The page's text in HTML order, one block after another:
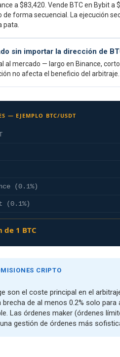
a $83,420. Vende BTC en Bybit
forma secuencial. La ejecución
pata.
sin importar la dirección de
al mercado — largo en Binance,
no afecta el beneficio del
— EJEMPLO BTC/USDT
(0.1%)
(0.1%)
de 1 BTC
CRIPTO
son el coste principal en el
de al menos 0.2% solo
Las órdenes maker (órdenes
gestión de órdenes más